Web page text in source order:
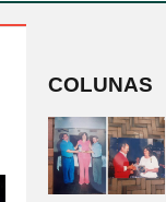
COLUNAS